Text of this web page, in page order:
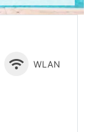
WLAN